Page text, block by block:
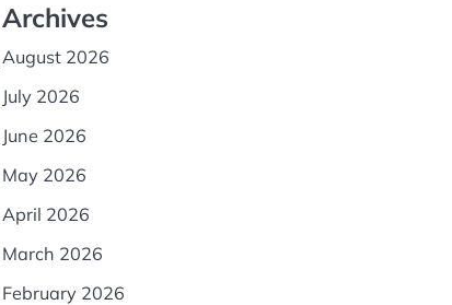
Archives
August 2026
July 2026
June 2026
May 2026
April 2026
March 2026
February 2026